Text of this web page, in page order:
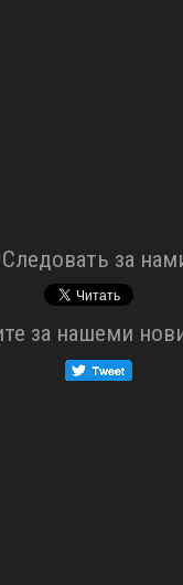
Cледовать за
за нашеми